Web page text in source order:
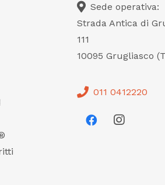
Sede operativa:
Strada Antica di
111
10095 Grugliasco
011 0412220